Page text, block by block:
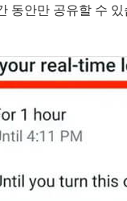
동안만 공유할 수